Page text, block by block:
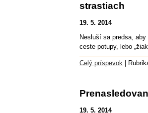
strastiach
19. 5. 2014
Nesluší sa predsa,
ceste potupy, lebo
Celý príspevok
19. 5. 2014